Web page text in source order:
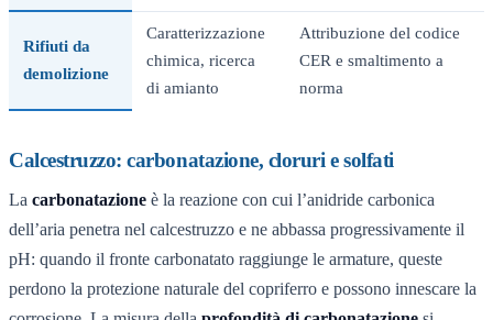
Rifiuti da
demolizione
Caratterizzazione
chimica, ricerca
di amianto
Attribuzione del codice
CER e smaltimento a
norma
Calcestruzzo: carbonatazione, cloruri e solfati
La carbonatazione è la reazione con cui l’anidride carbonica
dell’aria penetra nel calcestruzzo e ne abbassa progressivamente il
pH: quando il fronte carbonatato raggiunge le armature, queste
perdono la protezione naturale del copriferro e possono innescare la